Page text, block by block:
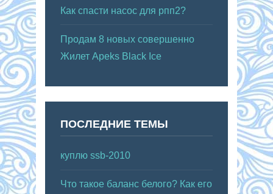
Как спасти насос для рпп2?
Продам 8 новых совершенно
Жилет Apeks Black Ice
ПОСЛЕДНИЕ ТЕМЫ
куплю ssb-2010
Что такое баланс белого? Как его